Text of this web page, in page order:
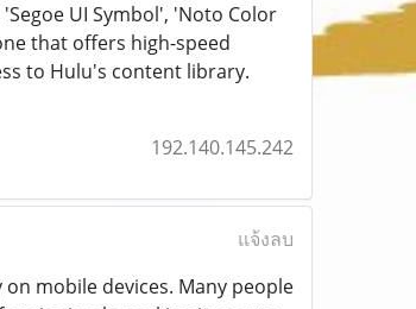
UI Symbol', 'Noto Color
that offers high-speed
to Hulu's content library.
192.140.145.242
แจ้งลบ
mobile devices. Many people